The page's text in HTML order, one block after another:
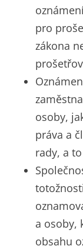
pro
zákona
osoby,
práva a
rady, a
a osoby,
obsahu